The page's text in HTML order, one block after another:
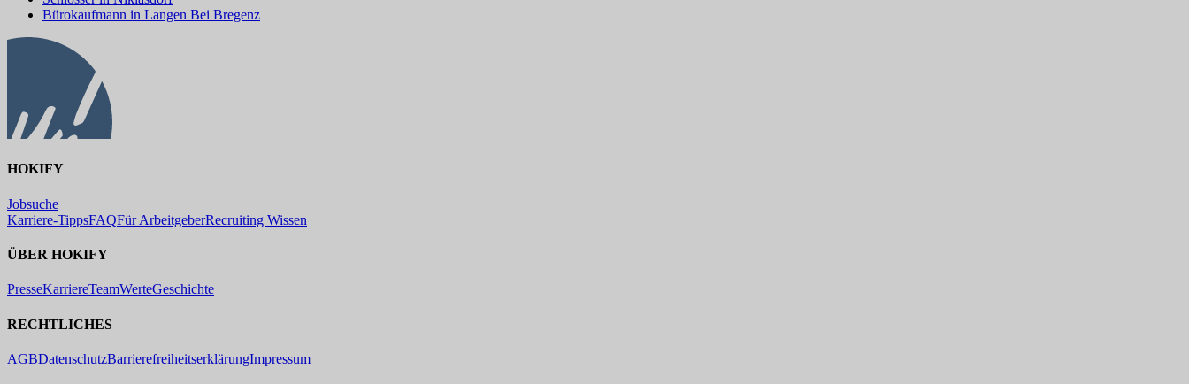
Bürokaufmann in Langen Bei Bregenz
HOKIFY
Jobsuche
Karriere-TippsFAQFür ArbeitgeberRecruiting Wissen
ÜBER HOKIFY
PresseKarriereTeamWerteGeschichte
RECHTLICHES
AGBDatenschutzBarrierefreiheitserklärungImpressum